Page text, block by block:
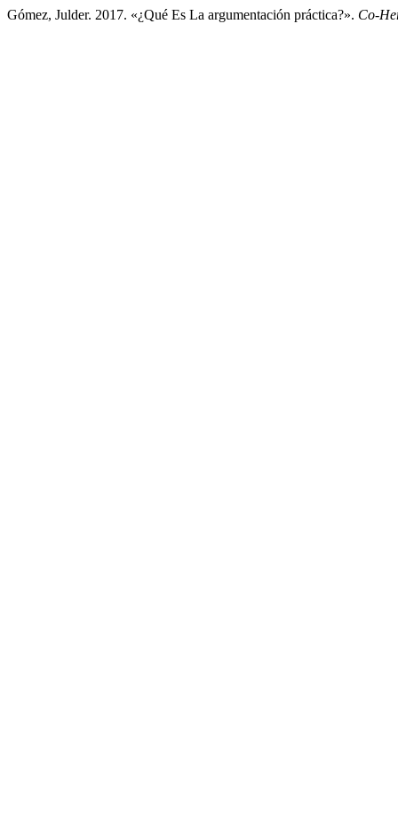
Gómez, Julder. 2017. «¿Qué Es La argumentación práctica?». Co-